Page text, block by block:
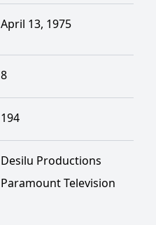
April 13, 1975
8
194
Desilu Productions
Paramount Television